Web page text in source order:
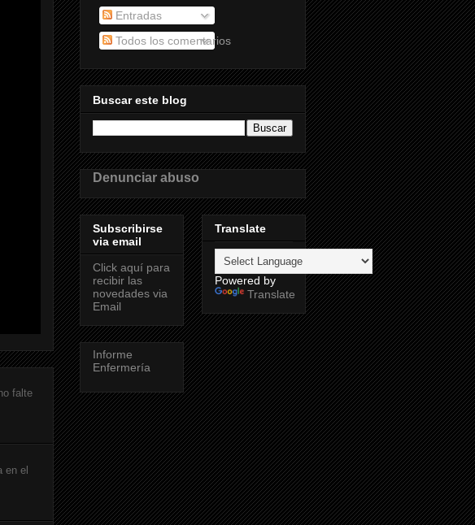
falte
en el
Entradas
Todos los comentarios
Buscar este blog
Denunciar abuso
Subscribirse
via email
Click aquí para
recibir las
novedades via
Email
Informe
Enfermería
Translate
Powered by
Translate